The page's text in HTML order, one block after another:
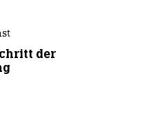
der